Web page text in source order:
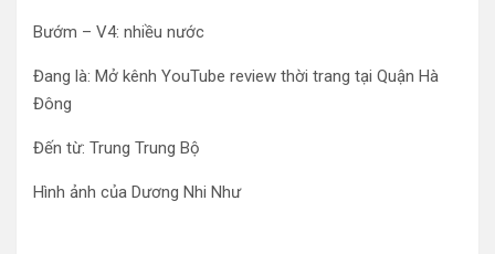
Bướm – V4: nhiều nước
Đang là: Mở kênh YouTube review thời trang tại Quận Hà
Đông
Đến từ: Trung Trung Bộ
Hình ảnh của Dương Nhi Như